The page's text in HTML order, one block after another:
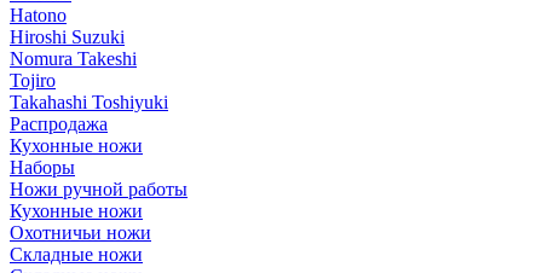
Hatono
Hiroshi Suzuki
Nomura Takeshi
Tojiro
Takahashi Toshiyuki
Распродажа
Кухонные ножи
Наборы
Ножи ручной работы
Кухонные ножи
Охотничьи ножи
Складные ножи